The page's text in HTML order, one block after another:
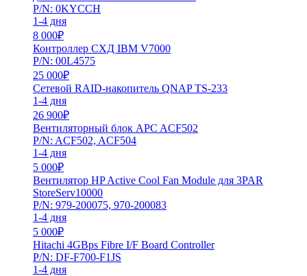
P/N: 0KYCCH
1-4 дня
8 000₽
Контроллер СХД IBM V7000
P/N: 00L4575
25 000₽
Сетевой RAID-накопитель QNAP TS-233
1-4 дня
26 900₽
Вентиляторный блок APC ACF502
P/N: ACF502, ACF504
1-4 дня
5 000₽
Вентилятор HP Active Cool Fan Module для 3PAR
StoreServ10000
P/N: 979-200075, 970-200083
1-4 дня
5 000₽
Hitachi 4GBps Fibre I/F Board Controller
P/N: DF-F700-F1JS
1-4 дня